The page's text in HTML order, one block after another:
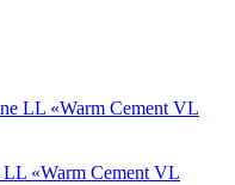
«Warm Cement VL